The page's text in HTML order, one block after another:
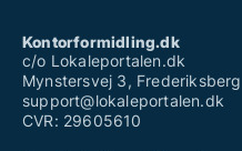
Kontorformidling.dk
c/o Lokaleportalen.dk
Mynstersvej 3, Frederiksberg
support@lokaleportalen.dk
CVR: 29605610